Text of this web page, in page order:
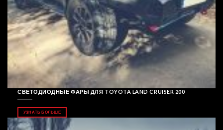
СВЕТОДИОДНЫЕ ФАРЫ ДЛЯ TOYOTA LAND CRUISER 200
УЗНАТЬ БОЛЬШЕ